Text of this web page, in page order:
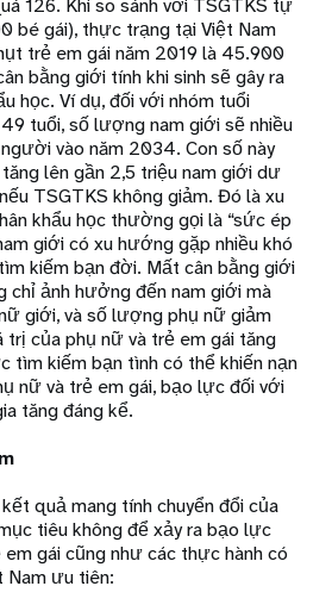
126. Khi so sánh với TSGTKS tự
bé gái), thực trạng tại Việt Nam
trẻ em gái năm 2019 là 45.900
bằng giới tính khi sinh sẽ gây ra
học. Ví dụ, đối với nhóm tuổi
tuổi, số lượng nam giới sẽ nhiều
vào năm 2034. Con số này
lên gần 2,5 triệu nam giới dư
TSGTKS không giảm. Đó là xu
khẩu học thường gọi là “sức ép
giới có xu hướng gặp nhiều khó
kiếm bạn đời. Mất cân bằng giới
chỉ ảnh hưởng đến nam giới mà
giới, và số lượng phụ nữ giảm
trị của phụ nữ và trẻ em gái tăng
tìm kiếm bạn tình có thể khiến nạn
nữ và trẻ em gái, bạo lực đối với
tăng đáng kể.
quả mang tính chuyển đổi của
tiêu không để xảy ra bạo lực
gái cũng như các thực hành có
Nam ưu tiên: